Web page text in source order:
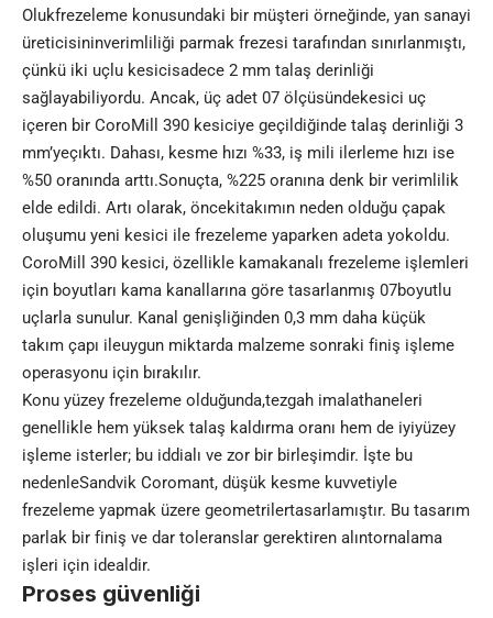
Olukfrezeleme konusundaki bir müşteri örneğinde, ​yan sanayi
üreticisininverimliliği parmak frezesi tarafından sınırlanmıştı,
çünkü iki uçlu kesicisadece 2 mm talaş derinliği
sağlayabiliyordu. Ancak, üç adet 07 ölçüsündekesici uç
içeren bir CoroMill 390 kesiciye geçildiğinde talaş derinliği 3
mm’yeçıktı. Dahası, kesme hızı %33, iş mili ilerleme hızı ise
%50 oranında arttı.Sonuçta, %225 oranına denk bir verimlilik
elde edildi. Artı olarak, öncekitakımın neden olduğu çapak
oluşumu yeni kesici ile frezeleme yaparken adeta yokoldu.
CoroMill 390 kesici, özellikle kamakanalı frezeleme işlemleri
için boyutları kama kanallarına göre tasarlanmış 07boyutlu
uçlarla sunulur. Kanal genişliğinden 0,3 mm daha küçük
takım çapı ileuygun miktarda malzeme sonraki finiş işleme
operasyonu için bırakılır.
Konu yüzey frezeleme olduğunda,tezgah imalathaneleri
genellikle hem yüksek talaş kaldırma oranı hem de iyiyüzey
işleme isterler; bu iddialı ve zor bir birleşimdir. İşte bu
nedenleSandvik Coromant, düşük kesme kuvvetiyle
frezeleme yapmak üzere geometrilertasarlamıştır. Bu tasarım
parlak bir finiş ve dar toleranslar gerektiren alıntornalama
işleri için idealdir.
Proses güvenliği